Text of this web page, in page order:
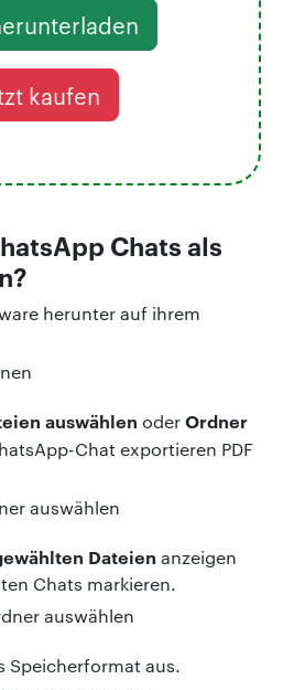
kaufen
Chats als
herunter auf ihrem
auswählen oderOrdner
Chat exportieren PDF
Dateien anzeigen
Chats markieren.
Speicherformat aus.